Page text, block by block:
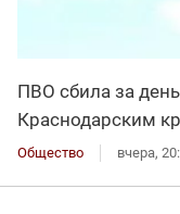
ПВО сбила за
Краснодарским
Общество вчера,